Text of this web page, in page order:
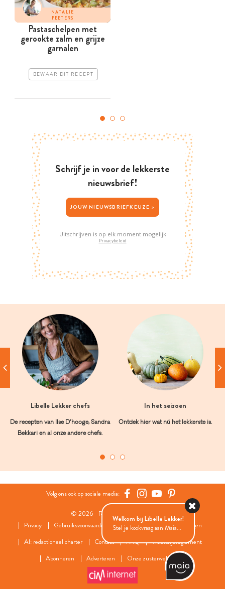
NATALIE
PEETERS
Pastaschelpen met
gerookte zalm en grijze
garnalen
BEWAAR DIT RECEPT
Schrijf je in voor de lekkerste
nieuwsbrief!
JOUW NIEUWSBRIEFKEUZE >
Uitschrijven is op elk moment mogelijk
Privacybeleid
Libelle Lekker chefs
De recepten van Ilse D’hooge, Sandra
Bekkari en al onze andere chefs.
In het seizoen
Ontdek hier wat nú het lekkerste is.
Volg ons ook op sociale media:
© 2026 - Roularta Media Group
Privacy
Gebruiksvoorwaarden Cookies
Cookies instellingen
AI: redactioneel charter
Contact FAQ
Wedstrijdreglement
Abonneren
Adverteren Onze zusterwebsites
Welkom bij Libelle Lekker!
Stel je kookvraag aan Maia...